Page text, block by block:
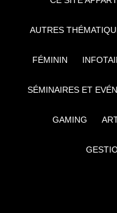
AUTRES
FÉMININ
SÉMINAIRES ET
GAMING